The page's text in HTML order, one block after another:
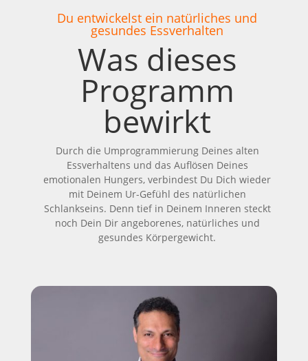
Du entwickelst ein natürliches und
gesundes Essverhalten
Was dieses
Programm
bewirkt
Durch die Umprogrammierung Deines alten
Essverhaltens und das Auflösen Deines
emotionalen Hungers, verbindest Du Dich wieder
mit Deinem Ur-Gefühl des natürlichen
Schlankseins. Denn tief in Deinem Inneren steckt
noch Dein Dir angeborenes, natürliches und
gesundes Körpergewicht.